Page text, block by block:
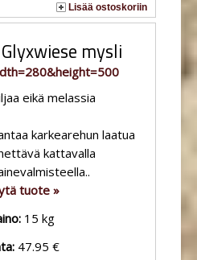
Lisää ostoskoriin
mysli
eikä melassia
karkearehun laatua
kattavalla
tuote »
15 kg
47.95 €